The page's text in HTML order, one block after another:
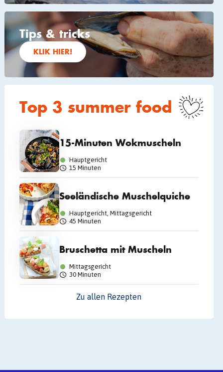
Tips & tricks
KLIK HIER!
Top 3 summer food
15-Minuten Wokmuscheln
Hauptgericht
15 Minuten
Seeländische Muschelquiche
Hauptgericht, Mittagsgericht
45 Minuten
Bruschetta mit Muscheln
Mittagsgericht
30 Minuten
Zu allen Rezepten